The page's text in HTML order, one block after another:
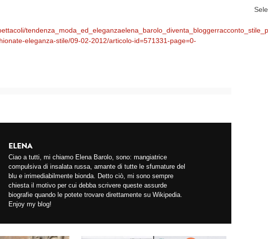
eleganza-stile/09-02-2012/articolo-id=571331-page=0-
ELENA
Ciao a tutti, mi chiamo Elena Barolo, sono: mangiatrice
compulsiva di insalata russa, amante di tutte le sfumature del
blu e irrimediabilmente bionda. Detto ciò, mi sono sempre
chiesta il motivo per cui debba scrivere queste assurde
biografie quando le potete trovare direttamente su Wikipedia.
Enjoy my blog!